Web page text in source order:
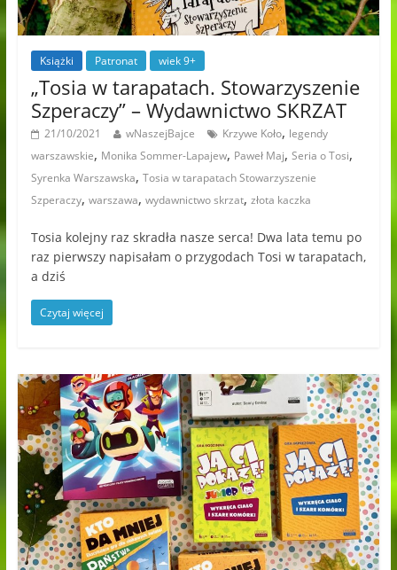
Książki Patronat wiek 9+
„Tosia w tarapatach. Stowarzyszenie
Szperaczy” – Wydawnictwo SKRZAT
21/10/2021 wNaszejBajce Krzywe Koło, legendy
warszawskie, Monika Sommer-Lapajew, Paweł Maj, Seria o Tosi,
Syrenka Warszawska, Tosia w tarapatach Stowarzyszenie
Szperaczy, warszawa, wydawnictwo skrzat, złota kaczka
Tosia kolejny raz skradła nasze serca! Dwa lata temu po
raz pierwszy napisałam o przygodach Tosi w tarapatach,
a dziś
Czytaj więcej